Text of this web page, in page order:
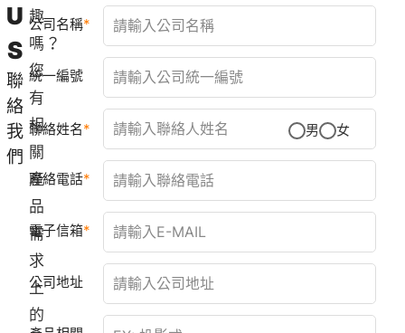
U
S
聯
絡
我
們
趣
嗎？
您
有
相
關
產
品
需
求
上
的
公司名稱
統一編號
聯絡姓名 男 女
聯絡電話
電子信箱
公司地址